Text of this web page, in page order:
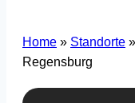
Home » Standorte »
Regensburg